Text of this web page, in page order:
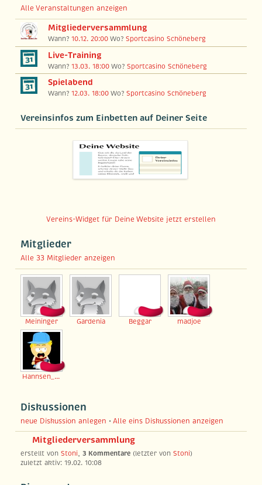
Alle Veranstaltungen anzeigen
Mitgliederversammlung
Wann?10.12. 20:00 Wo?Sportcasino Schöneberg
Live-Training
Wann?13.03. 18:00 Wo?Sportcasino Schöneberg
Spielabend
Wann?12.03. 18:00 Wo?Sportcasino Schöneberg
Vereinsinfos zum Einbetten auf Deiner Seite
Vereins-Widget für Deine Website jetzt erstellen
Mitglieder
Alle 33 Mitglieder anzeigen
Meininger Gardenia Beggar madjoe
Hannsen_Doko
Diskussionen
neue Diskussion anlegen • Alle eins Diskussionen anzeigen
Mitgliederversammlung
erstellt von Stoni, 3 Kommentare (letzter von Stoni)
zuletzt aktiv: 19.02. 10:08